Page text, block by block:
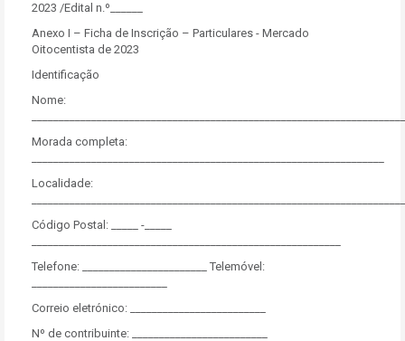
2023 /Edital n.º______
Anexo I – Ficha de Inscrição – Particulares - Mercado
Oitocentista de 2023
Identificação
Nome:
Morada completa:
Localidade:
Código Postal: _____ -_____
Telefone: _______________________ Telemóvel:
Correio eletrónico: _________________________
Nº de contribuinte: _________________________